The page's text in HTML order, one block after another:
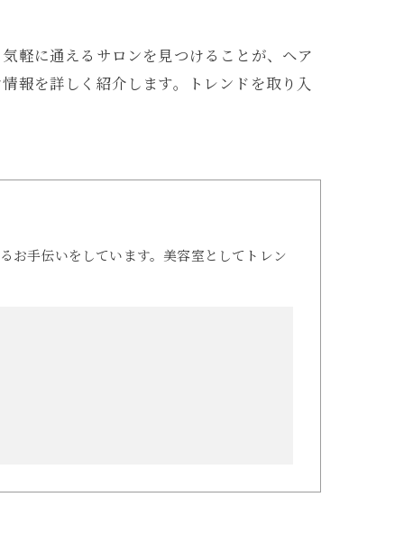
軽に通えるサロンを見つけることが、ヘア
報を詳しく紹介します。トレンドを取り入
お手伝いをしています。美容室としてトレン